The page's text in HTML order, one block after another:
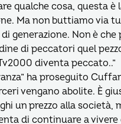
qualche cosa, questa è
Ma non buttiamo via
di generazione. Non è che
di peccatori quel
diventa peccato..”
ha proseguito
vengano abolite. È
un prezzo alla società,
di continuare a vivere